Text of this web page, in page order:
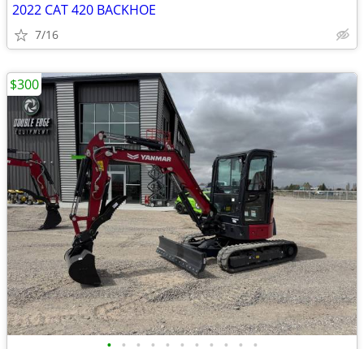
2022 CAT 420 BACKHOE
7/16
• • • • • • • • • • •
$300